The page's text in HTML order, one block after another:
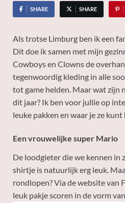
SHARE SHARE
Als trotse Limburg ben ik een
Dit doe ik samen met mijn
Cowboys en Clowns de
tegenwoordig kleding in alle
tot game helden. Maar wat zijn
dit jaar? Ik ben voor jullie op
leuke pakken en waar je ze kunt
Een vrouwelijke super Mario
De loodgieter die we kennen in
shirtje is natuurlijk erg leuk.
rondlopen? Via de website van
leuk pakje scoren in de vorm